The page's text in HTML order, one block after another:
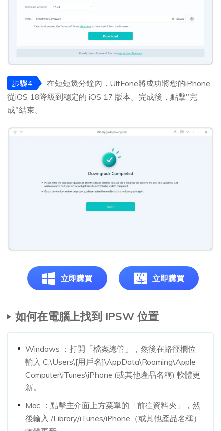
步驟4
在短短幾分鐘內，UltFone將成功將您的iPhone
從iOS 18降級到穩定的 iOS 17 版本。完成後，點擊"完
成"結束。
立即購買 立即購買
如何在電腦上找到 IPSW 位置
Windows ：打開「檔案總管」，然後在路徑欄位
輸入 C:\Users\[用戶名]\AppData\Roaming\Apple
Computer\iTunes\iPhone (或其他產品名稱) 軟體更
新。
Mac ：點擊主介面上方菜單的「前往資料夾」，然
後輸入 /Library/iTunes/iPhone（或其他產品名稱）